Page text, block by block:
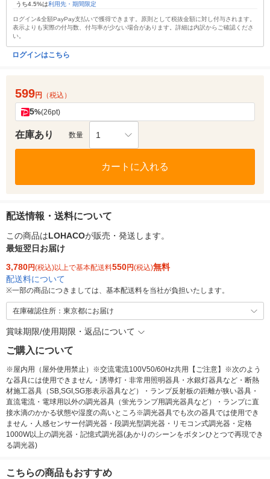
うち4.5%は利用先・期間限定
ログイン&全額PayPay支払いで獲得できます。原則として税抜金額に対し付与されます。
表示よりも実際の付与数、付与率が少ない場合があります。詳細は内訳からご確認くださ
い。
ログインはこちら
599円 （税込）
5%(26pt)
在庫あり 数量 1
カートに入れる
配送情報・送料について
この商品はLOHACOが販売・発送します。
最短翌日お届け
3,780円(税込)以上で基本配送料550円(税込)無料
配送料について
※一部の商品につきましては、基本配送料を当社が負担いたします。
在庫確認住所：東京都にお届け
賞味期限/使用期限・返品について
ご購入について
※屋内用（屋外使用禁止）※交流電流100V50/60Hz共用【ご注意】※次のよう
な器具には使用できません・誘導灯・非常用照明器具・水銀灯器具など・断熱
材施工器具（SB,SGI,SG形表示器具など）・ランプ反射板の距離が狭い器具・
直流電流・電球用以外の調光器具（蛍光ランプ用調光器具など）・ランプに直
接水滴のかかる状態や湿度の高いところ※調光器具でも次の器具では使用でき
ません・人感センサー付調光器・段調光型調光器・リモコン式調光器・定格
1000W以上の調光器・記憶式調光器(あかりのシーンをボタンひとつで再現でき
る調光器)
こちらの商品もおすすめ